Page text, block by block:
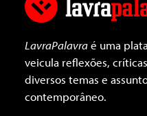
LavraPalavraé uma
veicula reflexões,
diversos temas e
contemporâneo.